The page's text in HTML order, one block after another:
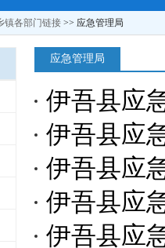
镇各部门链接 >> 应急管理局
应急管理局
伊吾县应
伊吾县应
伊吾县应
伊吾县应
伊吾县应